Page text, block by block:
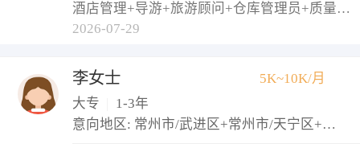
酒店管理+导游+旅游顾问+仓库管理员+质量检验员/测试员
2026-07-29
李女士
5K~10K/月
大专
1-3年
意向地区: 常州市/武进区+常州市/天宁区+常州市/钟楼区